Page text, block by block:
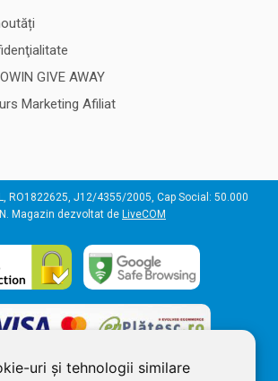
uri și tehnologii similare
GIVE AWAY
Marketing Afiliat
RO1822625, J12/4355/2005, Cap Social: 50.000
Magazin dezvoltat de LiveCOM